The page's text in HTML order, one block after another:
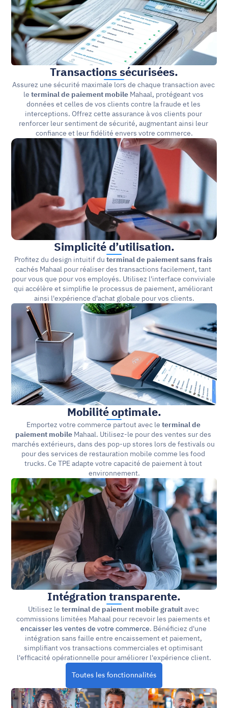
Transactions sécurisées.
Assurez une sécurité maximale lors de chaque transaction avec
le terminal de paiement mobile Mahaal, protégeant vos
données et celles de vos clients contre la fraude et les
interceptions. Offrez cette assurance à vos clients pour
renforcer leur sentiment de sécurité, augmentant ainsi leur
confiance et leur fidélité envers votre commerce.
Simplicité d’utilisation.
Profitez du design intuitif du terminal de paiement sans frais
cachés Mahaal pour réaliser des transactions facilement, tant
pour vous que pour vos employés. Utilisez l'interface conviviale
qui accélère et simplifie le processus de paiement, améliorant
ainsi l'expérience d'achat globale pour vos clients.
Mobilité optimale.
Emportez votre commerce partout avec le terminal de
paiement mobile Mahaal. Utilisez-le pour des ventes sur des
marchés extérieurs, dans des pop-up stores lors de festivals ou
pour des services de restauration mobile comme les food
trucks. Ce TPE adapte votre capacité de paiement à tout
environnement.
Intégration transparente.
Utilisez le terminal de paiement mobile gratuit avec
encaisser les ventes de votre commerce. Bénéficiez d'une
intégration sans faille entre encaissement et paiement,
simplifiant vos transactions commerciales et optimisant
l'efficacité opérationnelle pour améliorer l'expérience client.
Toutes les fonctionnalités